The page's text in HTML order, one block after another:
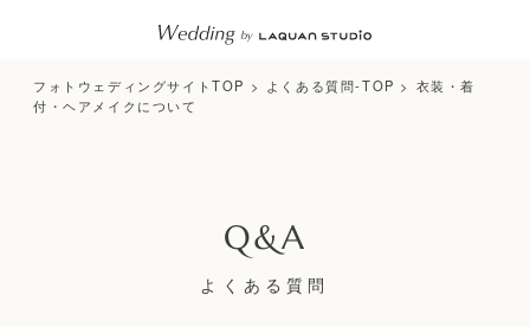
フォトウェディングサイトTOP > よくある質問-TOP > 衣装・着
付・ヘアメイクについて
よくある質問